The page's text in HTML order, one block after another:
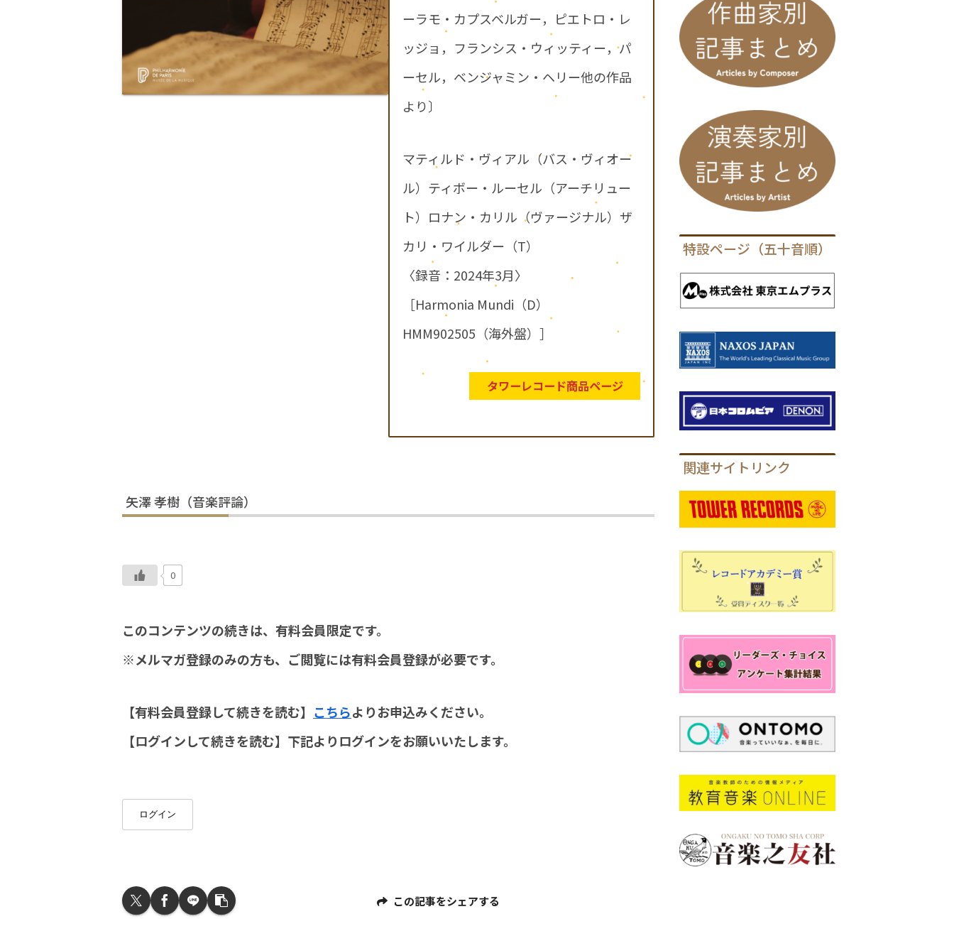
ーラモ・カプスベルガー，ピエトロ・レ
ッジョ，フランシス・ウィッティー，パ
ーセル，ベンジャミン・ヘリー他の作品
より〕
マティルド・ヴィアル（バス・ヴィオー
ル）ティボー・ルーセル（アーチリュー
ト）ロナン・カリル（ヴァージナル）ザ
カリ・ワイルダー（T）
〈録音：2024年3月〉
［Harmonia Mundi（D）
HMM902505（海外盤）］
タワーレコード商品ページ
矢澤 孝樹（音楽評論）
0
このコンテンツの続きは、有料会員限定です。
※メルマガ登録のみの方も、ご閲覧には有料会員登録が必要です。
【有料会員登録して続きを読む】 こちらよりお申込みください。
【ログインして続きを読む】下記よりログインをお願いいたします。
ログイン
この記事をシェアする
特設ページ（五十音順）
関連サイトリンク